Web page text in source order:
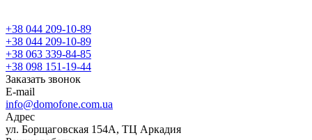
+38 044 209-10-89
+38 044 209-10-89
+38 063 339-84-85
+38 098 151-19-44
Заказать звонок
E-mail
info@domofone.com.ua
Адрес
ул. Борщаговская 154А, ТЦ Аркадия